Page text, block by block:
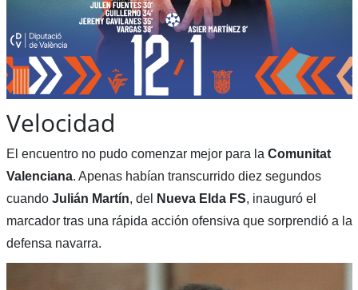
Velocidad
El encuentro no pudo comenzar mejor para la Comunitat
Valenciana. Apenas habían transcurrido diez segundos
cuando Julián Martín, del Nueva Elda FS, inauguró el
marcador tras una rápida acción ofensiva que sorprendió a la
defensa navarra.